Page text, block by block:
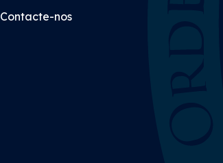
Contacte-nos